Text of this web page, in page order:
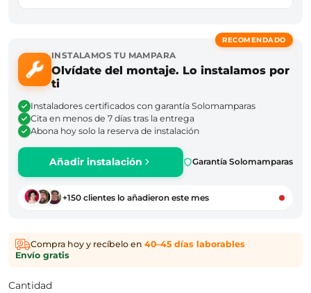
RECOMENDADO
INSTALAMOS TU MAMPARA
Olvídate del montaje. Lo instalamos por
ti
Instaladores certificados con garantía Solomamparas
Cita en menos de 7 días tras la entrega
Abona hoy solo la reserva de instalación
Añadir instalación Garantía Solomamparas
+150 clientes lo añadieron este mes
Compra hoy y recíbelo en 40–45 días laborables·
Envío gratis
Cantidad